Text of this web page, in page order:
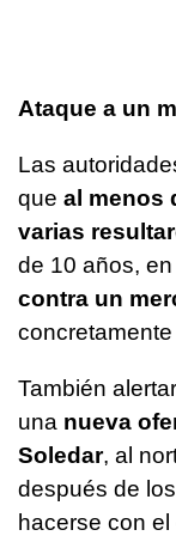
Ataque a un
Las
que al menos
varias
de 10 años, en
contra un
También
una nueva
Soledar, al
después de
hacerse con